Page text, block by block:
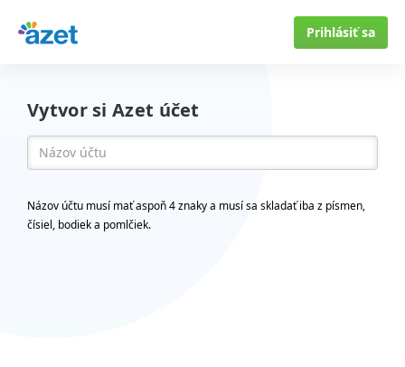
Prihlásiť sa
Vytvor si Azet účet
Názov účtu musí mať aspoň 4 znaky a musí sa skladať iba z písmen,
čísiel, bodiek a pomlčiek.